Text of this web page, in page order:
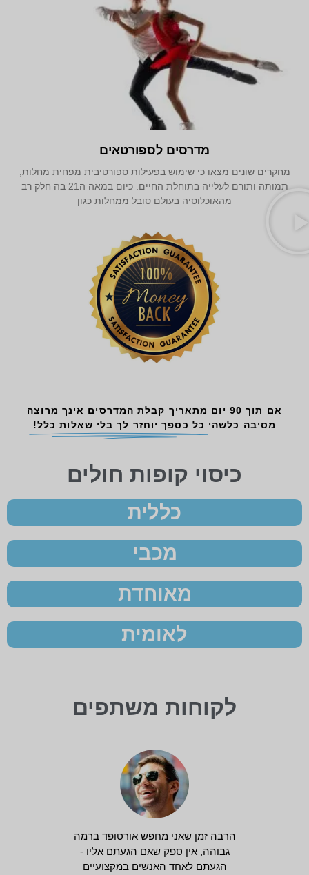
מדרסים לספורטאים
מחקרים שונים מצאו כי שימוש בפעילות ספורטיבית מפחית מחלות,
תמותה ותורם לעלייה בתוחלת החיים. כיום במאה ה21 בה חלק רב
מהאוכלוסיה בעולם סובל ממחלות כגון
אם תוך 90 יום מתאריך קבלת המדרסים אינך מרוצה
מסיבה כלשהי כל כספך יוחזר לך בלי שאלות כלל!
כיסוי קופות חולים
כללית
מכבי
מאוחדת
לאומית
לקוחות משתפים
הרבה זמן שאני מחפש אורטופד ברמה
גבוהה, אין ספק שאם הגעתם אליו -
הגעתם לאחד האנשים במקצועיים